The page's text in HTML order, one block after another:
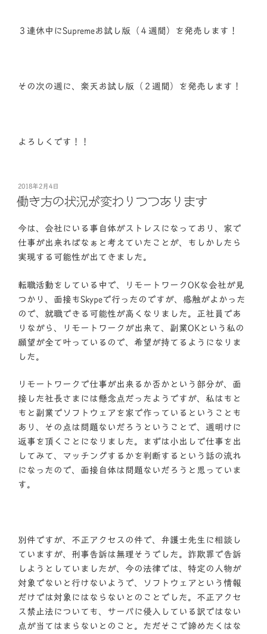
３連休中にSupremeお試し版（４週間）を発売します！
その次の週に、楽天お試し版（２週間）を発売します！
よろしくです！！
投
稿
日:
2018年2月4日
働き方の状況が変わりつつあります
今は、会社にいる事自体がストレスになっており、家で
仕事が出来ればなぁと考えていたことが、もしかしたら
実現する可能性が出てきました。
転職活動をしている中で、リモートワークOKな会社が見
つかり、面接もSkypeで行ったのですが、感触がよかった
ので、就職できる可能性が高くなりました。正社員であ
りながら、リモートワークが出来て、副業OKという私の
願望が全て叶っているので、希望が持てるようになりま
した。
リモートワークで仕事が出来るか否かという部分が、面
接した社長さまには懸念点だったようですが、私はもと
もと副業でソフトウェアを家で作っているということも
あり、その点は問題ないだろうということで、週明けに
返事を頂くことになりました。まずは小出しで仕事を出
してみて、マッチングするかを判断するという話の流れ
になったので、面接自体は問題ないだろうと思っていま
す。
別件ですが、不正アクセスの件で、弁護士先生に相談し
ていますが、刑事告訴は無理そうでした。詐欺罪で告訴
しようとしていましたが、今の法律では、特定の人物が
対象でないと行けないようで、ソフトウェアという情報
だけでは対象にはならないとのことでした。不正アクセ
ス禁止法についても、サーバに侵入している訳ではない
点が当てはまらないとのこと。ただそこで諦めたくはな